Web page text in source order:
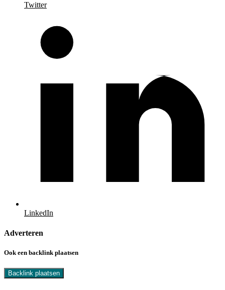
Twitter
LinkedIn
Adverteren
Ook een backlink plaatsen
Backlink plaatsen